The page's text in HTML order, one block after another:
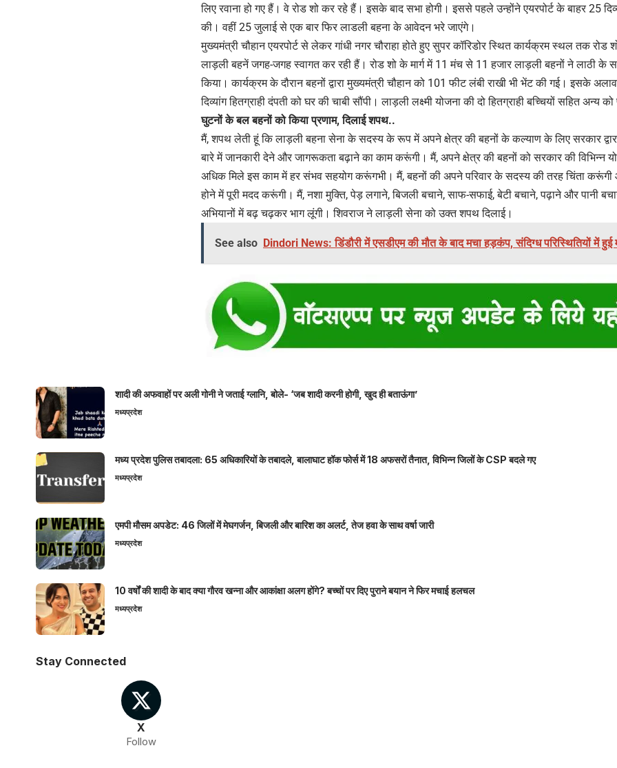
लिए रवाना हो गए हैं। वे रोड शो कर रहे हैं। इसके बाद सभा होगी। इससे पहले उन्होंने एयरपोर्ट के बाहर 25
की। वहीं 25 जुलाई से एक बार फिर लाडली बहना के आवेदन भरे जाएंगे।
मुख्यमंत्री चौहान एयरपोर्ट से लेकर गांधी नगर चौराहा होते हुए सुपर कॉरिडोर स्थित कार्यक्रम स्थल तक रोड
लाड़ली बहनें जगह-जगह स्वागत कर रही हैं। रोड शो के मार्ग में 11 मंच से 11 हजार लाड़ली बहनों ने लाठी के
किया। कार्यक्रम के दौरान बहनों द्वारा मुख्यमंत्री चौहान को 101 फीट लंबी राखी भी भेंट की गई। इसके
दिव्यांग हितग्राही दंपती को घर की चाबी सौंपी। लाड़ली लक्ष्मी योजना की दो हितग्राही बच्चियों सहित अन्य
घुटनों के बल बहनों को किया प्रणाम, दिलाई शपथ..
मैं, शपथ लेती हूं कि लाड़ली बहना सेना के सदस्य के रूप में अपने क्षेत्र की बहनों के कल्याण के लिए सरकार
बारे में जानकारी देने और जागरूकता बढ़ाने का काम करूंगी। मैं, अपने क्षेत्र की बहनों को सरकार की विभिन्न
अधिक मिले इस काम में हर संभव सहयोग करूंगभी। मैं, बहनों की अपने परिवार के सदस्य की तरह चिंता
होने में पूरी मदद करूंगी। मैं, नशा मुक्ति, पेड़ लगाने, बिजली बचाने, साफ-सफाई, बेटी बचाने, पढ़ाने और पानी
अभियानों में बढ़ चढ़कर भाग लूंगी। शिवराज ने लाड़ली सेना को उक्त शपथ दिलाई।
See also Dindori News: डिंडौरी में एसडीएम की मौत के बाद मचा हड़कंप, संदिग्ध परिस्थितियों में हुई
शादी की अफवाहों पर अली गोनी ने जताई ग्लानि, बोले- ‘जब शादी करनी होगी, खुद ही बताऊंगा’
मध्यप्रदेश
मध्य प्रदेश पुलिस तबादला: 65 अधिकारियों के तबादले, बालाघाट हॉक फोर्स में 18 अफसरों तैनात, विभिन्न जिलों के CSP बदले गए
मध्यप्रदेश
एमपी मौसम अपडेट: 46 जिलों में मेघगर्जन, बिजली और बारिश का अलर्ट, तेज हवा के साथ वर्षा जारी
मध्यप्रदेश
10 वर्षों की शादी के बाद क्या गौरव खन्ना और आकांक्षा अलग होंगे? बच्चों पर दिए पुराने बयान ने फिर मचाई हलचल
मध्यप्रदेश
Stay Connected
X
Follow